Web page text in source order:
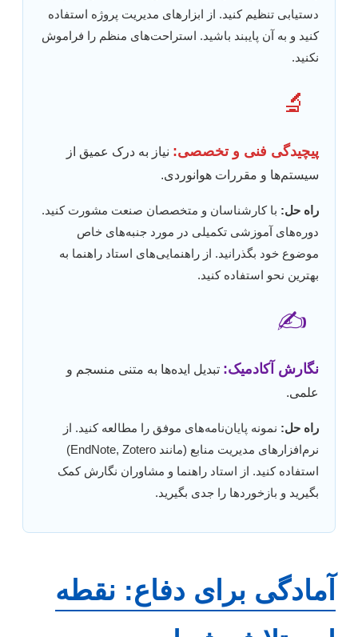
دستیابی تنظیم کنید. از ابزارهای مدیریت پروژه استفاده
کنید و به آن پایبند باشید. استراحت‌های منظم را فراموش
نکنید.
🔬
پیچیدگی فنی و تخصصی: نیاز به درک عمیق از
سیستم‌ها و مقررات هوانوردی.
راه حل: با کارشناسان و متخصصان صنعت مشورت کنید.
دوره‌های آموزشی تکمیلی در مورد جنبه‌های خاص
موضوع خود بگذرانید. از راهنمایی‌های استاد راهنما به
بهترین نحو استفاده کنید.
✍️
نگارش آکادمیک: تبدیل ایده‌ها به متنی منسجم و
علمی.
راه حل: نمونه پایان‌نامه‌های موفق را مطالعه کنید. از
نرم‌افزارهای مدیریت منابع (مانند EndNote, Zotero)
استفاده کنید. از استاد راهنما و مشاوران نگارش کمک
بگیرید و بازخوردها را جدی بگیرید.
آمادگی برای دفاع: نقطه